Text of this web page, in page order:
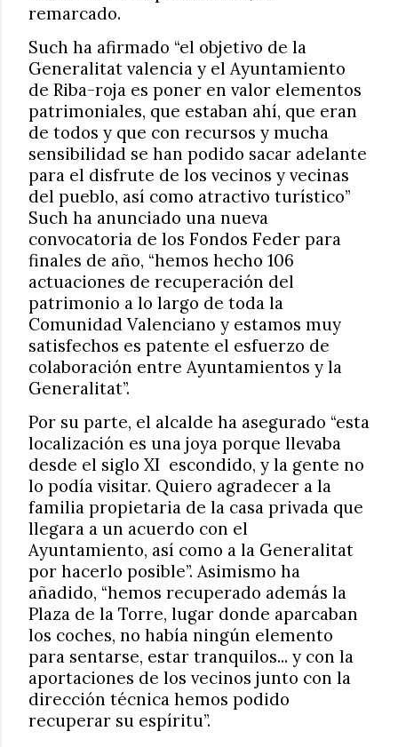
remarcado.
Such ha afirmado “el objetivo de la
Generalitat valencia y el Ayuntamiento
de Riba-roja es poner en valor elementos
patrimoniales, que estaban ahí, que eran
de todos y que con recursos y mucha
sensibilidad se han podido sacar adelante
para el disfrute de los vecinos y vecinas
del pueblo, así como atractivo turístico”
Such ha anunciado una nueva
convocatoria de los Fondos Feder para
finales de año, “hemos hecho 106
actuaciones de recuperación del
patrimonio a lo largo de toda la
Comunidad Valenciano y estamos muy
satisfechos es patente el esfuerzo de
colaboración entre Ayuntamientos y la
Generalitat”.
Por su parte, el alcalde ha asegurado “esta
localización es una joya porque llevaba
desde el siglo XI escondido, y la gente no
lo podía visitar. Quiero agradecer a la
familia propietaria de la casa privada que
llegara a un acuerdo con el
Ayuntamiento, así como a la Generalitat
por hacerlo posible”. Asimismo ha
añadido, “hemos recuperado además la
Plaza de la Torre, lugar donde aparcaban
los coches, no había ningún elemento
para sentarse, estar tranquilos... y con la
aportaciones de los vecinos junto con la
dirección técnica hemos podido
recuperar su espíritu”.